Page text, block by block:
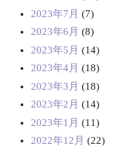
2023年7月 (7)
2023年6月 (8)
2023年5月 (14)
2023年4月 (18)
2023年3月 (18)
2023年2月 (14)
2023年1月 (11)
2022年12月 (22)